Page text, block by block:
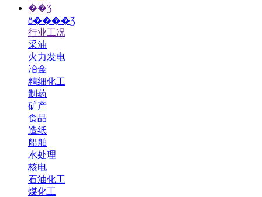
��Ʒ
ȫ����Ʒ
行业工况
采油
火力发电
冶金
精细化工
制药
矿产
食品
造纸
船舶
水处理
核电
石油化工
煤化工